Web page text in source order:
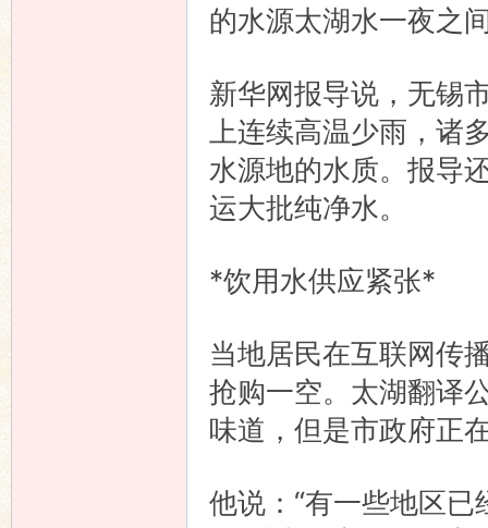
的水源太湖水一夜之
新华网报导说，无锡
上连续高温少雨，诸
水源地的水质。报导
运大批纯净水。
*饮用水供应紧张*
当地居民在互联网传
抢购一空。太湖翻译
味道，但是市政府正
他说：“有一些地区